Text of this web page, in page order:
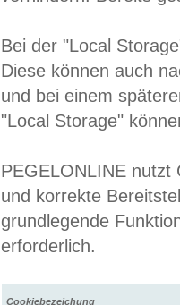
Bei der "Local
Diese können auch
und bei einem
"Local Storage"
PEGELONLINE nutzt
und korrekte
grundlegende
erforderlich.
Cookiebezeichung